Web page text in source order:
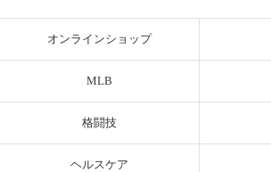
オンラインショップ
MLB
格闘技
ヘルスケア